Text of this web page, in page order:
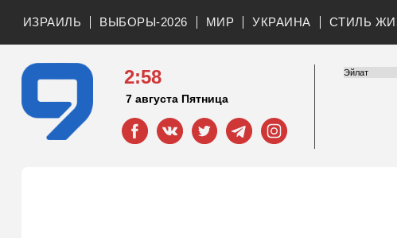
ИЗРАИЛЬ ВЫБОРЫ-2026 МИР УКРАИНА СТИЛЬ
2:58
7 августа Пятница